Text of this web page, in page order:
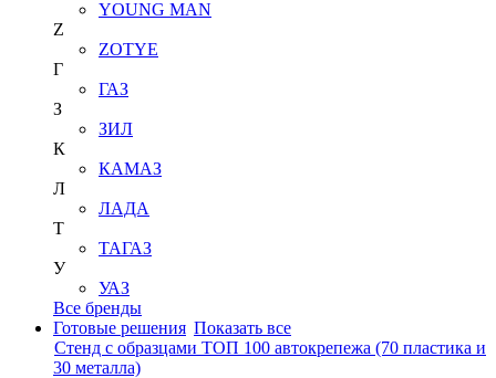
YOUNG MAN
Z
ZOTYE
Г
ГАЗ
З
ЗИЛ
К
КАМАЗ
Л
ЛАДА
Т
ТАГАЗ
У
УАЗ
Все бренды
Готовые решения Показать все
Стенд с образцами ТОП 100 автокрепежа (70 пластика и
30 металла)